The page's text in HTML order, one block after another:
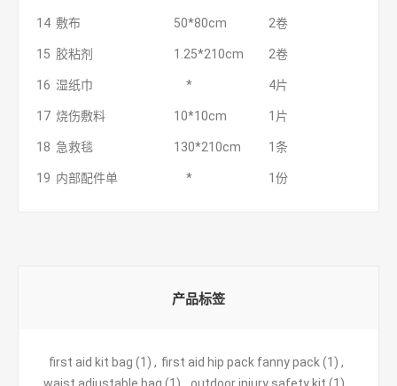
14 敷布 50*80cm 2卷
15 胶粘剂 1.25*210cm 2卷
16 湿纸巾 * 4片
17 烧伤敷料 10*10cm 1片
18 急救毯 130*210cm 1条
19 内部配件单 * 1份
产品标签
first aid kit bag (1) , first aid hip pack fanny pack(1) ,